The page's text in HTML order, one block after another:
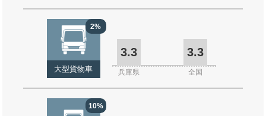
2%
大型貨物車
3.3 3.3
兵庫県 全国
10%